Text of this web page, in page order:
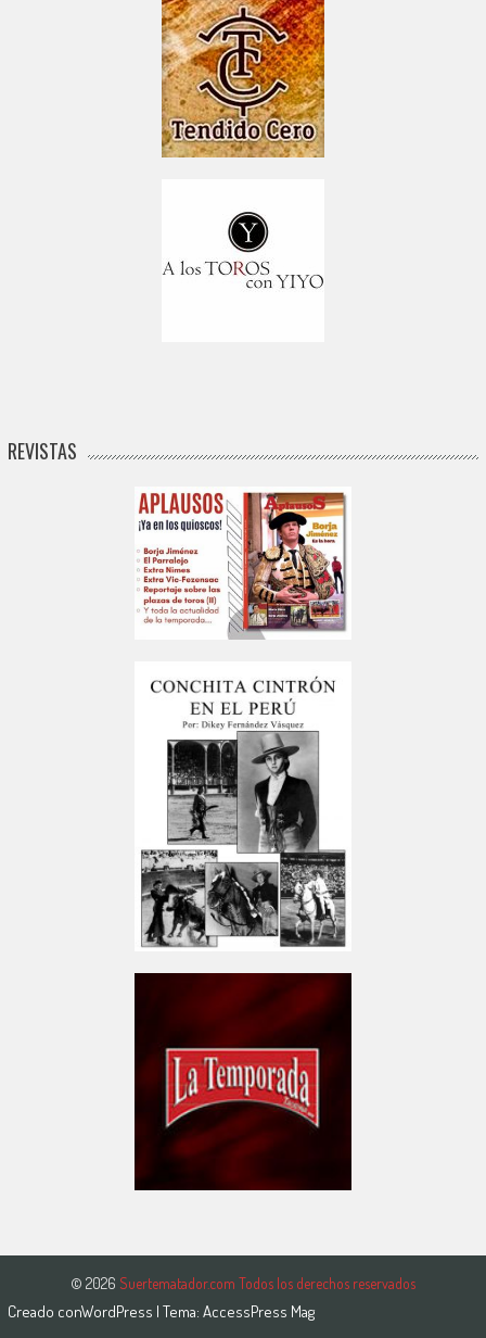
REVISTAS
© 2026 Suertematador.com Todos los derechos reservados
Creado conWordPress | Tema: AccessPress Mag